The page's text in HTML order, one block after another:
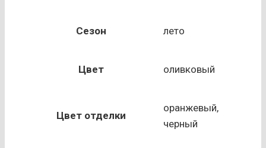
Сезон лето
Цвет оливковый
Цвет отделки
оранжевый,
черный